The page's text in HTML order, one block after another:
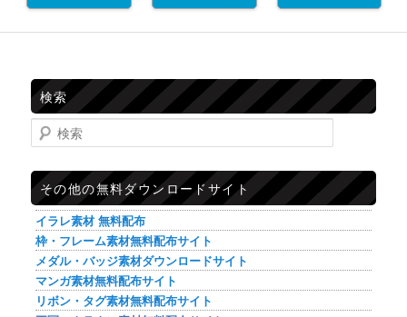
検索
検索
その他の無料ダウンロードサイト
イラレ素材 無料配布
枠・フレーム素材無料配布サイト
メダル・バッジ素材ダウンロードサイト
マンガ素材無料配布サイト
リボン・タグ素材無料配布サイト